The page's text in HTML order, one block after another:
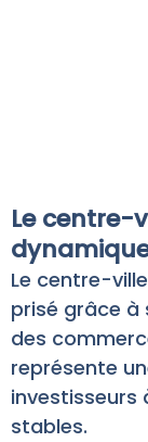
Le centre-
Le centre-
prisé grâce à
des
représente
investisseurs
stables.